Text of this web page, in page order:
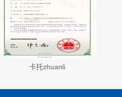
卡托zhuanli